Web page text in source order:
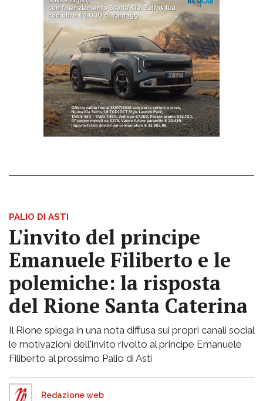
PALIO DI ASTI
L'invito del principe
Emanuele Filiberto e le
polemiche: la risposta
del Rione Santa Caterina
Il Rione spiega in una nota diffusa sui propri canali social
le motivazioni dell'invito rivolto al principe Emanuele
Filiberto al prossimo Palio di Asti
Redazione web